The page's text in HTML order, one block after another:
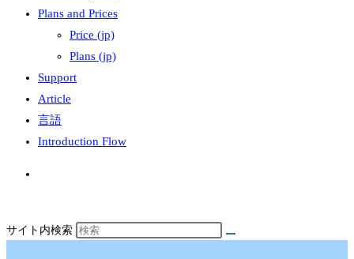
Plans and Prices
Price (jp)
Plans (jp)
Support
Article
言語
Introduction Flow
サイト内検索